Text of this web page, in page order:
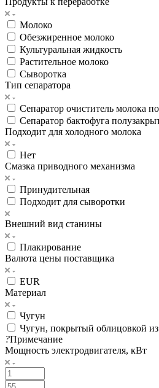
Молоко
Обезжиренное молоко
Культуральная жидкость
Растительное молоко
Сыворотка
Тип сепаратора
Сепаратор очиститель молока
Сепаратор бактофуга
Подходит для холодного молока
Нет
Смазка приводного механизма
Принудительная
Подходит для сыворотки
Внешний вид станины
Плакирование
Валюта цены поставщика
EUR
Материал
Чугун
Чугун, покрытый облицовкой
?Примечание
Мощность электродвигателя, кВт